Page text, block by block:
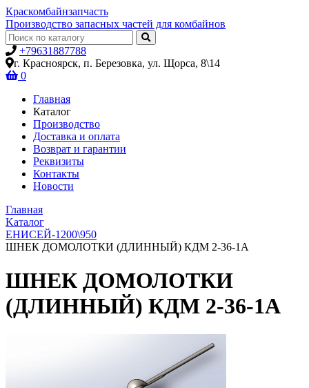
Краскомбайнзапчасть
Производство запасных частей для комбайнов
+79631887788
г. Красноярск, п. Березовка, ул. Щорса, 8\14
0
Главная
Каталог
Производство
Доставка и оплата
Возврат и гарантии
Реквизиты
Контакты
Новости
Главная
Kаталог
ЕНИСЕЙ-1200\950
ШНЕК ДОМОЛОТКИ (ДЛИННЫЙ) КДМ 2-36-1А
ШНЕК ДОМОЛОТКИ
(ДЛИННЫЙ) КДМ 2-36-1А